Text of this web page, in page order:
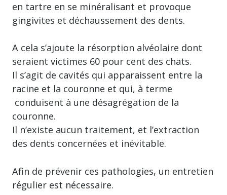
en tartre en se minéralisant et provoque
gingivites et déchaussement des dents.
A cela s’ajoute la résorption alvéolaire dont
seraient victimes 60 pour cent des chats.
Il s’agit de cavités qui apparaissent entre la
racine et la couronne et qui, à terme
conduisent à une désagrégation de la
couronne.
Il n’existe aucun traitement, et l’extraction
des dents concernées et inévitable.
Afin de prévenir ces pathologies, un entretien
régulier est nécessaire.